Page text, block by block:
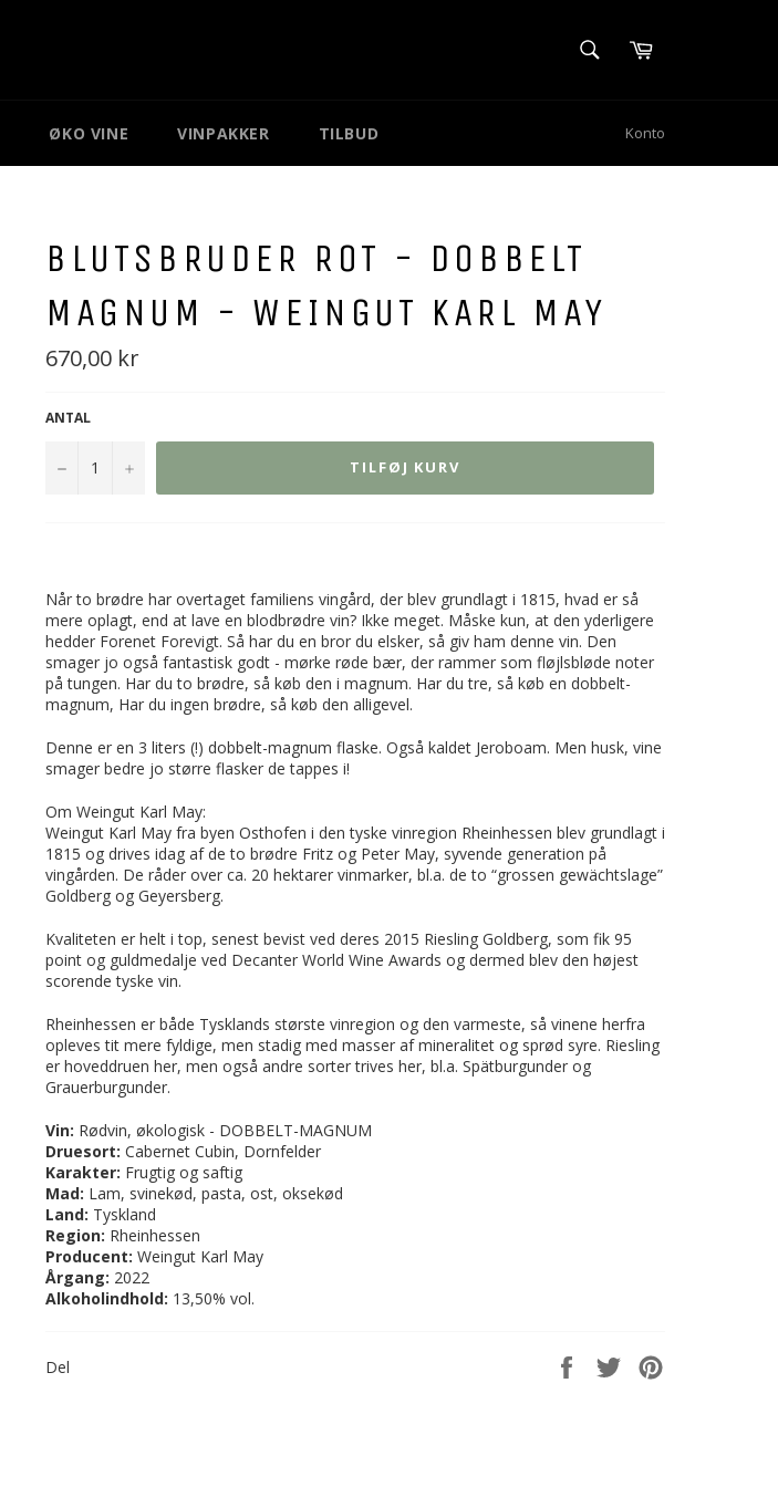
SØG Kurv
ØKO VINE VINPAKKER TILBUD Konto
BLUTSBRUDER ROT - DOBBELT
MAGNUM - WEINGUT KARL MAY
Normal
pris
670,00 kr
ANTAL
− + TILFØJ KURV
Når to brødre har overtaget familiens vingård, der blev grundlagt i 1815, hvad er så
mere oplagt, end at lave en blodbrødre vin? Ikke meget. Måske kun, at den yderligere
hedder Forenet Forevigt. Så har du en bror du elsker, så giv ham denne vin. Den
smager jo også fantastisk godt - mørke røde bær, der rammer som fløjlsbløde noter
på tungen. Har du to brødre, så køb den i magnum. Har du tre, så køb en dobbelt-
magnum, Har du ingen brødre, så køb den alligevel.
Denne er en 3 liters (!) dobbelt-magnum flaske. Også kaldet Jeroboam. Men husk, vine
smager bedre jo større flasker de tappes i!
Om Weingut Karl May:
Weingut Karl May fra byen Osthofen i den tyske vinregion Rheinhessen blev grundlagt i
1815 og drives idag af de to brødre Fritz og Peter May, syvende generation på
vingården. De råder over ca. 20 hektarer vinmarker, bl.a. de to “grossen gewächtslage”
Goldberg og Geyersberg.
Kvaliteten er helt i top, senest bevist ved deres 2015 Riesling Goldberg, som fik 95
point og guldmedalje ved Decanter World Wine Awards og dermed blev den højest
scorende tyske vin.
Rheinhessen er både Tysklands største vinregion og den varmeste, så vinene herfra
opleves tit mere fyldige, men stadig med masser af mineralitet og sprød syre. Riesling
er hoveddruen her, men også andre sorter trives her, bl.a. Spätburgunder og
Grauerburgunder.
Vin: Rødvin, økologisk - DOBBELT-MAGNUM
Druesort: Cabernet Cubin, Dornfelder
Karakter: Frugtig og saftig
Mad: Lam, svinekød, pasta, ost, oksekød
Land: Tyskland
Region: Rheinhessen
Producent: Weingut Karl May
Årgang: 2022
Alkoholindhold: 13,50% vol.
Del
Del
på
Del